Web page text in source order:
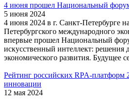
4 июня прошел Национальный
5 июня 2024
4 июня 2024 в г. Санкт-Петербурге
Петербургского международного
впервые прошел Национальный
искусственный интеллект: решения
экономического развития. Будущее
Рейтинг российских RPA-платформ
инновации
12 мая 2024